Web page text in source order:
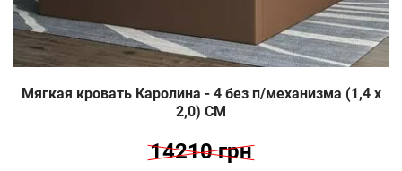
Мягкая кровать Каролина - 4 без п/механизма (1,4 х
2,0) СМ
14210 грн